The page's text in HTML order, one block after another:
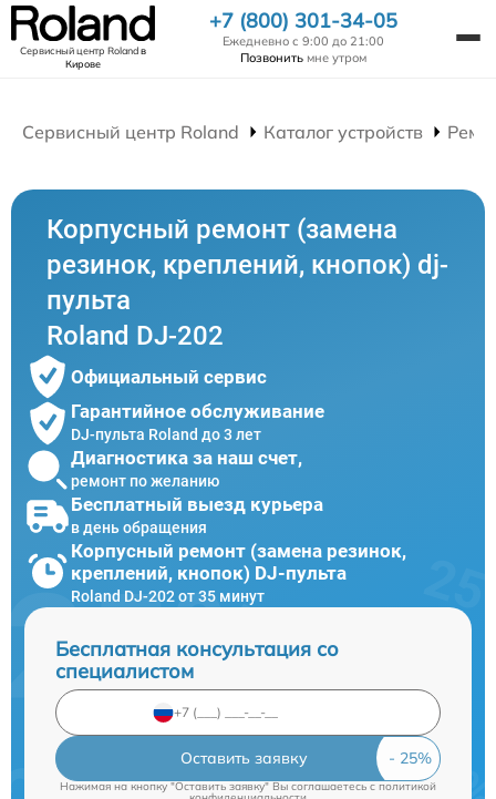
Сервисный центр Rolandв
Кирове
+7 (800) 301-34-05
Ежедневно с 9:00 до 21:00
Позвонить мне утром
Сервисный центр Roland Каталог устройств
Корпусный ремонт (замена
резинок, креплений, кнопок) dj-
пульта
Roland DJ-202
Официальный сервис
Гарантийное обслуживание
DJ-пульта Roland до 3 лет
Диагностика за наш счет,
ремонт по желанию
Бесплатный выезд курьера
в день обращения
Корпусный ремонт (замена резинок,
креплений, кнопок) DJ-пульта
Roland DJ-202 от 35 минут
Бесплатная консультация со
специалистом
Оставить заявку
Нажимая на кнопку "Оставить заявку" Вы соглашаетесь cполитикой